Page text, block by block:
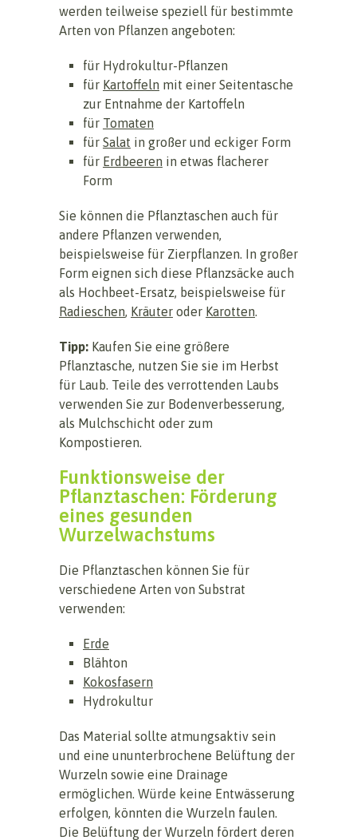
werden teilweise speziell für bestimmte
Arten von Pflanzen angeboten:
für Hydrokultur-Pflanzen
für Kartoffeln mit einer Seitentasche
zur Entnahme der Kartoffeln
für Tomaten
für Salat in großer und eckiger Form
für Erdbeeren in etwas flacherer
Form
Sie können die Pflanztaschen auch für
andere Pflanzen verwenden,
beispielsweise für Zierpflanzen. In großer
Form eignen sich diese Pflanzsäcke auch
als Hochbeet-Ersatz, beispielsweise für
Radieschen, Kräuter oder Karotten.
Tipp: Kaufen Sie eine größere
Pflanztasche, nutzen Sie sie im Herbst
für Laub. Teile des verrottenden Laubs
verwenden Sie zur Bodenverbesserung,
als Mulchschicht oder zum
Kompostieren.
Funktionsweise der
Pflanztaschen: Förderung
eines gesunden
Wurzelwachstums
Die Pflanztaschen können Sie für
verschiedene Arten von Substrat
verwenden:
Erde
Blähton
Kokosfasern
Hydrokultur
Das Material sollte atmungsaktiv sein
und eine ununterbrochene Belüftung der
Wurzeln sowie eine Drainage
ermöglichen. Würde keine Entwässerung
erfolgen, könnten die Wurzeln faulen.
Die Belüftung der Wurzeln fördert deren